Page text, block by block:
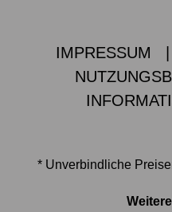
IMPRESSUM
* Unverbindliche